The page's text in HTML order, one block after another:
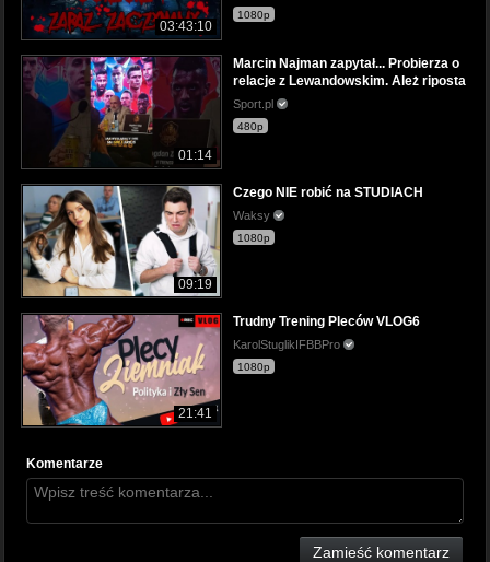
03:43:10
1080p
01:14
Marcin Najman zapytał... Probierza o
relacje z Lewandowskim. Ależ riposta
Sport.pl
480p
09:19
Czego NIE robić na STUDIACH
Waksy
1080p
21:41
Trudny Trening Pleców VLOG6
KarolStuglikIFBBPro
1080p
Komentarze
Zamieść komentarz